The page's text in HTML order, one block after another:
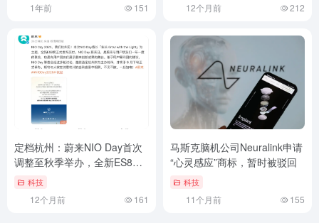
1年前 151 12个月前 212
定档杭州：蔚来NIO Day首次
调整至秋季举办，全新ES8将
上市科技
12个月前 161
马斯克脑机公司Neuralink申请
“心灵感应”商标，暂时被驳回
科技
11个月前 155